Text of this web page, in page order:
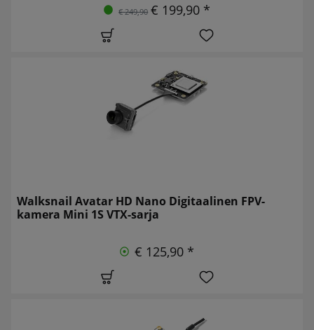
€ 249,90 € 199,90 *
Walksnail Avatar HD Nano Digitaalinen FPV-
kamera Mini 1S VTX-sarja
€ 125,90 *